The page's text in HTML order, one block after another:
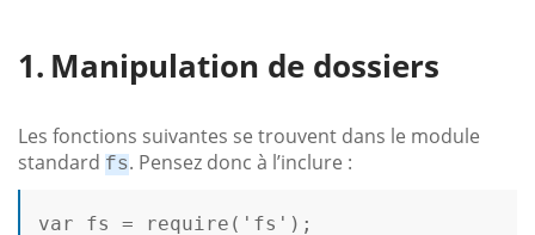
Manipulation de dossiers
Les fonctions suivantes se trouvent dans le module
standard fs. Pensez donc à l’inclure :
var fs = require ( 'fs' );